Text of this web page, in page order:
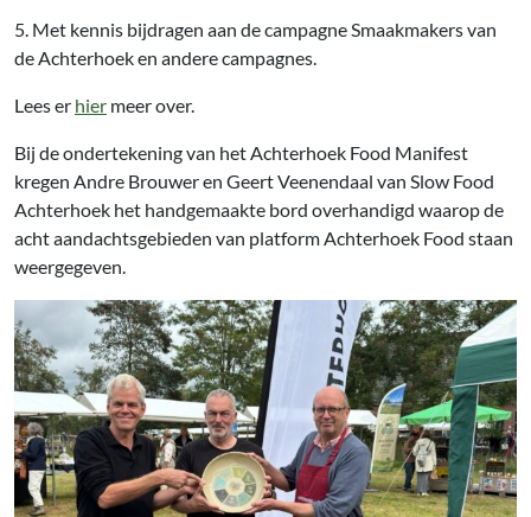
5. Met kennis bijdragen aan de campagne Smaakmakers van
de Achterhoek en andere campagnes.
Lees er hier meer over.
Bij de ondertekening van het Achterhoek Food Manifest
kregen Andre Brouwer en Geert Veenendaal van Slow Food
Achterhoek het handgemaakte bord overhandigd waarop de
acht aandachtsgebieden van platform Achterhoek Food staan
weergegeven.